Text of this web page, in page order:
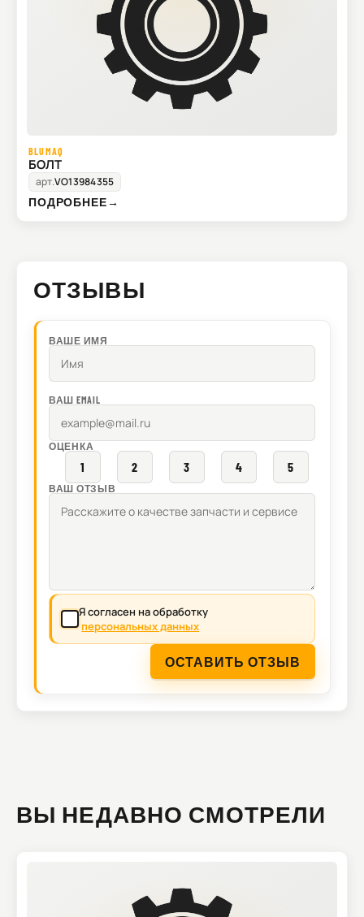
BLUMAQ
БОЛТ
арт.VO13984355
ПОДРОБНЕЕ→
ОТЗЫВЫ
ВАШЕ ИМЯ
ВАШ EMAIL
ОЦЕНКА
1 2 3 4 5
ВАШ ОТЗЫВ
Я согласен на обработку
персональных данных
ОСТАВИТЬ ОТЗЫВ
ВЫ НЕДАВНО СМОТРЕЛИ